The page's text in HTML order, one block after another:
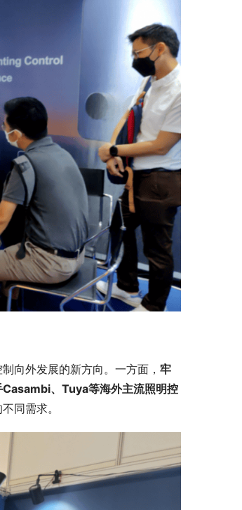
向外发展的新方向。一方面， 牢
Casambi、Tuya等海外主流照明控
同需求。